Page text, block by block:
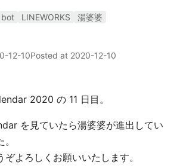
bot LINEWORKS
湯婆婆
12-10Posted at 2020-12-10
2020 の 11 日目。
を見ていたら湯婆婆が進出してい
よろしくお願いいたします。